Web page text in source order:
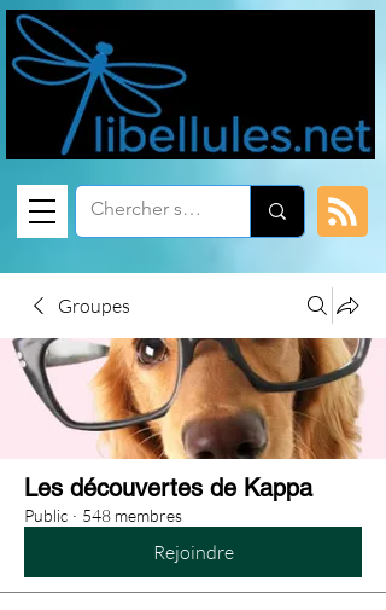
Groupes
Les découvertes de Kappa
Public · 548 membres
Rejoindre